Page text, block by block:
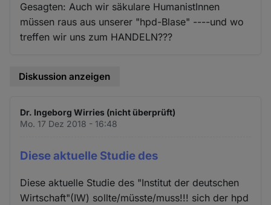
Gesagten: Auch wir säkulare HumanistInnen
müssen raus aus unserer "hpd-Blase" ----und wo
treffen wir uns zum HANDELN???
Diskussion anzeigen
Dr. Ingeborg Wirries (nicht überprüft)
Mo. 17 Dez 2018 - 16:48
Diese aktuelle Studie des
Diese aktuelle Studie des "Institut der deutschen
Wirtschaft"(IW) sollte/müsste/muss!!! sich der hpd